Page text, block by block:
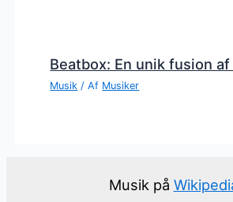
Beatbox: En unik fusion
Musik / Af Musiker
Musik på